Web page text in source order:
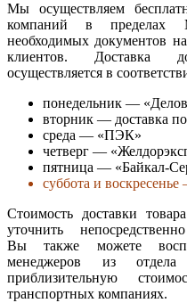
Мы осуществляем
компаний в пределах
необходимых документов
клиентов. Доставка
осуществляется в
понедельник —
вторник — доставка
среда — «ПЭК»
четверг —
пятница — «Байкал-
суббота и
Стоимость доставки
уточнить
Вы также можете
менеджеров из
приблизительную
транспортных компаниях.